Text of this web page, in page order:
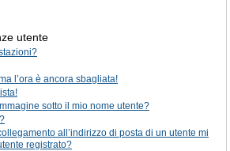
utente
l’ora è ancora sbagliata!
sotto il mio nome utente?
all’indirizzo di posta di un utente mi
registrato?